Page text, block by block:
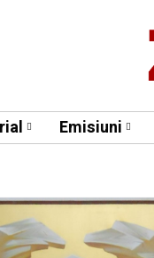
Emisiuni